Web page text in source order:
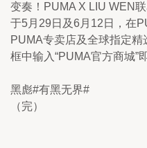
变奏！PUMA X LIU WEN
于5月29日及6月12日，在
PUMA专卖店及全球指定
框中输入“PUMA官方商城”
黑彪#有黑无界#
（完）